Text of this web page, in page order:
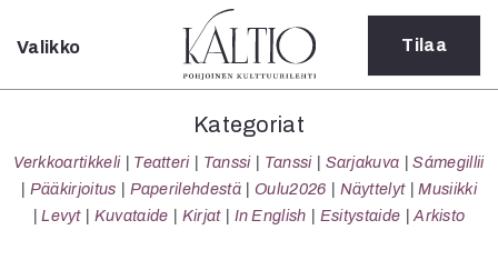
Sulje
Kategoriat
Verkkoartikkeli
Teatteri
Tanssi
Valikko Tilaa
Kategoriat
Verkkoartikkeli Teatteri Tanssi Tanssi Sarjakuva
Sámegillii
Pääkirjoitus
Paperilehdestä Oulu2026 Näyttelyt
Musiikki
Levyt
Kuvataide Kirjat In English Esitystaide Arkisto